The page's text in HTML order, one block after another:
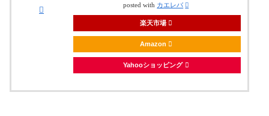
posted with カエレバ
楽天市場
Amazon
Yahooショッピング